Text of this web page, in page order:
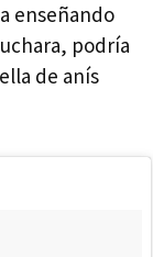
enseñando
podría
de anís